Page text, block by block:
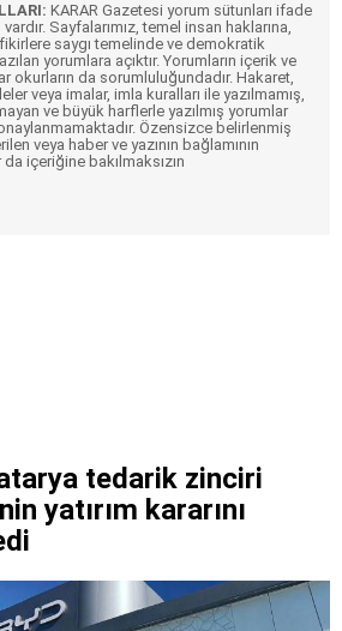
KARAR Gazetesi yorum sütunları ifade
Sayfalarımız, temel insan haklarına,
saygı temelinde ve demokratik
yorumlara açıktır. Yorumların içerik ve
okurların da sorumluluğundadır. Hakaret,
veya imalar, imla kuralları ile yazılmamış,
ve büyük harflerle yazılmış yorumlar
Özensizce belirlenmiş
veya haber ve yazının bağlamının
da içeriğine bakılmaksızın
tedarik zinciri
yatırım kararını